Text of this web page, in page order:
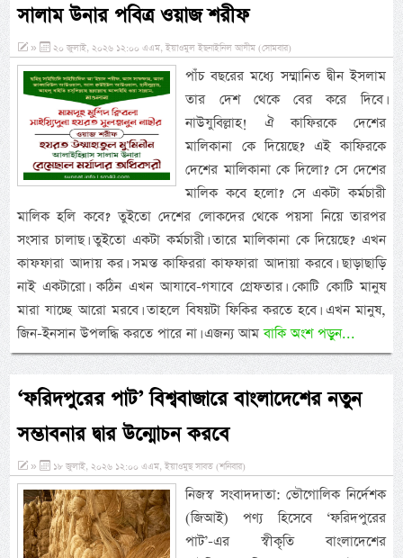
সালাম উনার পবিত্র ওয়াজ শরীফ
» ২০ জুলাই, ২০২৬ ১২:০০ এএম, ইয়াওমুল ইছনাইনিল আযীম (সোমবার)
পাঁচ বছরের মধ্যে সম্মানিত দ্বীন ইসলাম
তার দেশ থেকে বের করে দিবে।
নাউযুবিল্লাহ! ঐ কাফিরকে দেশের
মালিকানা কে দিয়েছে? এই কাফিরকে
দেশের মালিকানা কে দিলো? সে দেশের
মালিক কবে হলো? সে একটা কর্মচারী
মালিক হলি কবে? তুইতো দেশের লোকদের থেকে পয়সা নিয়ে তারপর
সংসার চালাছ। তুইতো একটা কর্মচারী। তারে মালিকানা কে দিয়েছে? এখন
কাফফারা আদায় কর। সমস্ত কাফিররা কাফফারা আদায়া করবে। ছাড়াছাড়ি
নাই একটারো। কঠিন এখন আযাবে-গযাবে গ্রেফতার। কোটি কোটি মানুষ
মারা যাচ্ছে আরো মরবে। তাহলে বিষয়টা ফিকির করতে হবে। এখন মানুষ,
জিন-ইনসান উপলদ্ধি করতে পারে না। এজন্য আমবাকি অংশ পড়ুন...
‘ফরিদপুরের পাট’ বিশ্ববাজারে বাংলাদেশের নতুন
সম্ভাবনার দ্বার উন্মোচন করবে
» ১৮ জুলাই, ২০২৬ ১২:০০ এএম, ইয়াওমুছ সাবত (শনিবার)
নিজস্ব সংবাদদাতা: ভৌগোলিক নির্দেশক
(জিআই) পণ্য হিসেবে ‘ফরিদপুরের
পাট’-এর স্বীকৃতি বাংলাদেশের